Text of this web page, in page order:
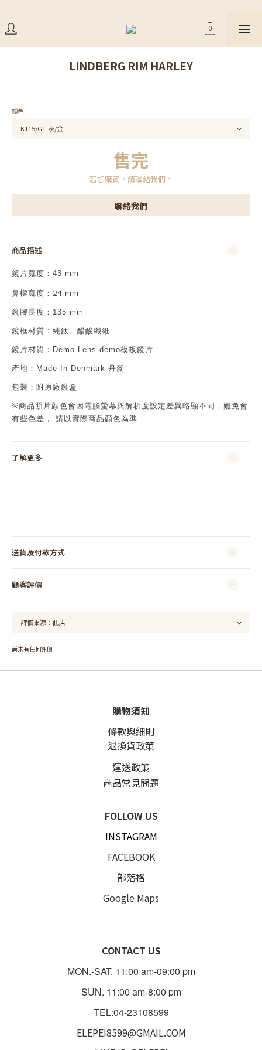
LINDBERG RIM HARLEY
顏色
售完
若想購買，請聯絡我們。
聯絡我們
商品描述
鏡片寬度： 43 mm
鼻樑寬度： 24 mm
鏡腳長度： 135 mm
鏡框材質： 純鈦、醋酸纖維
鏡片材質： Demo Lens demo模板鏡片
產地： Made In Denmark 丹麥
包裝：附原廠鏡盒
※商品照片顏色會因電腦螢幕與解析度設定差異略顯不同，難免會
有些色差，
請以實際商品顏色為準
了解更多
送貨及付款方式
顧客評價
尚未有任何評價
購物須知
條款與細則
退換貨政策
運送政策
商品常見問題
FOLLOW US
INSTAGRAM
FACEBOOK
部落格
Google Maps
CONTACT US
MON.-SAT. 11:00 am-09:00 pm
SUN. 11:00 am-8:00 pm
TEL:04-23108599
ELEPEI8599@GMAIL.COM